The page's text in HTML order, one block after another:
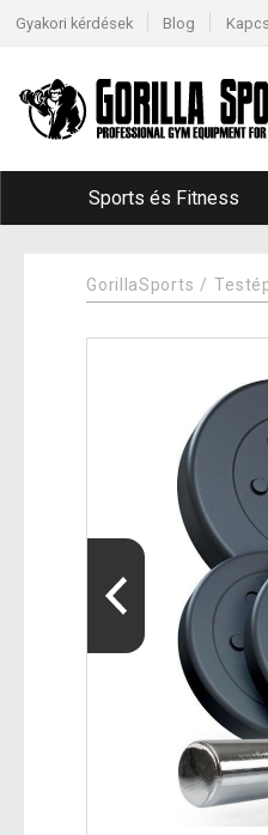
Gyakori kérdések Blog
Sports és Fitness
GorillaSports